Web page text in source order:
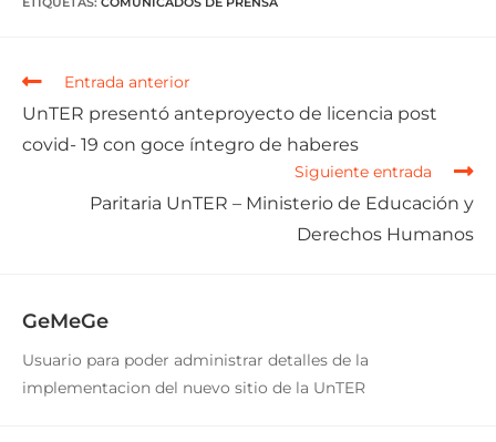
Entrada anterior
UnTER presentó anteproyecto de licencia post
covid- 19 con goce íntegro de haberes
Siguiente entrada
Paritaria UnTER – Ministerio de Educación y
Derechos Humanos
GeMeGe
Usuario para poder administrar detalles de la
implementacion del nuevo sitio de la UnTER